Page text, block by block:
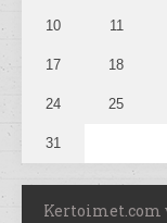
10 11
17 18
24 25
31